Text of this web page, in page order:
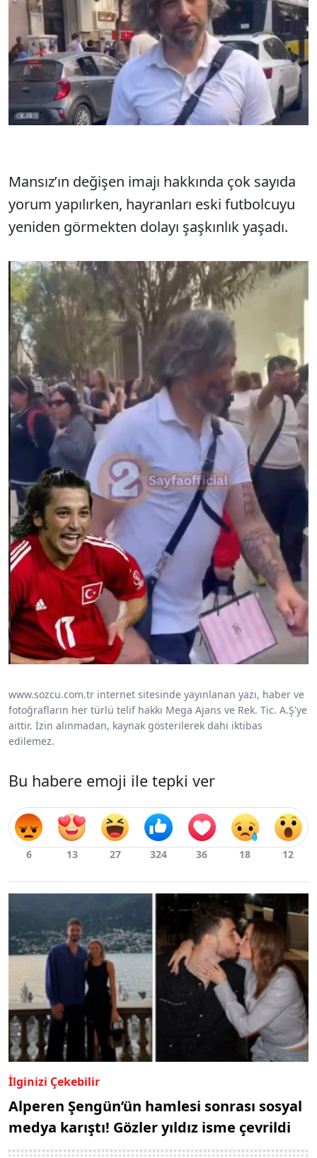
Mansız’ın değişen imajı hakkında çok sayıda
yorum yapılırken, hayranları eski futbolcuyu
yeniden görmekten dolayı şaşkınlık yaşadı.
www.sozcu.com.tr internet sitesinde yayınlanan yazı, haber ve
fotoğrafların her türlü telif hakkı Mega Ajans ve Rek. Tic. A.Ş'ye
aittir. İzin alınmadan, kaynak gösterilerek dahi iktibas
edilemez.
Bu habere emoji ile tepki ver
İlginizi Çekebilir
Alperen Şengün’ün hamlesi sonrası sosyal
medya karıştı! Gözler yıldız isme çevrildi